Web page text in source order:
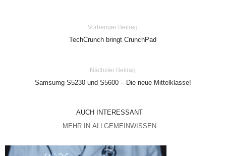
Vorheriger Beitrag
TechCrunch bringt CrunchPad
Nächster Beitrag
Samsumg S5230 und S5600 – Die neue Mittelklasse!
AUCH INTERESSANT
MEHR IN ALLGEMEINWISSEN